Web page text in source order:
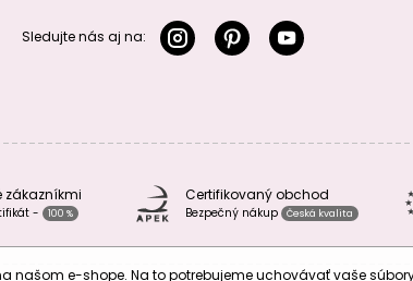
Sledujte nás aj na:
zákazníkmi
- 100 %
Certifikovaný obchod
Bezpečný nákup Česká kvalita
e-shope. Na to potrebujeme uchovávať vaše